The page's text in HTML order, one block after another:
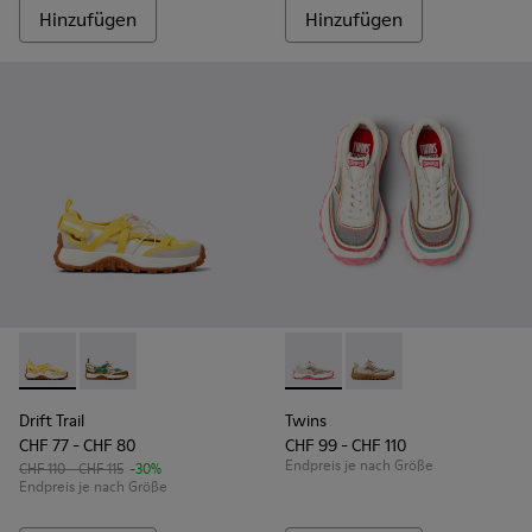
Hinzufügen Hinzufügen
Drift Trail - K800695-001 - Halboffene Schuhe für Kinder
Drift Trail - K800695-002
Drift Trail
CHF 77 - CHF 80
CHF 110 - CHF 115 -30%
Endpreis je nach Größe
Twins - K800685-001 -
Twins - K800685-002
Twins
CHF 99 - CHF 110
Endpreis je nach Größe